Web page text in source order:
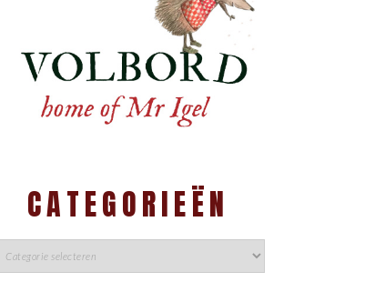
CATEGORIEËN